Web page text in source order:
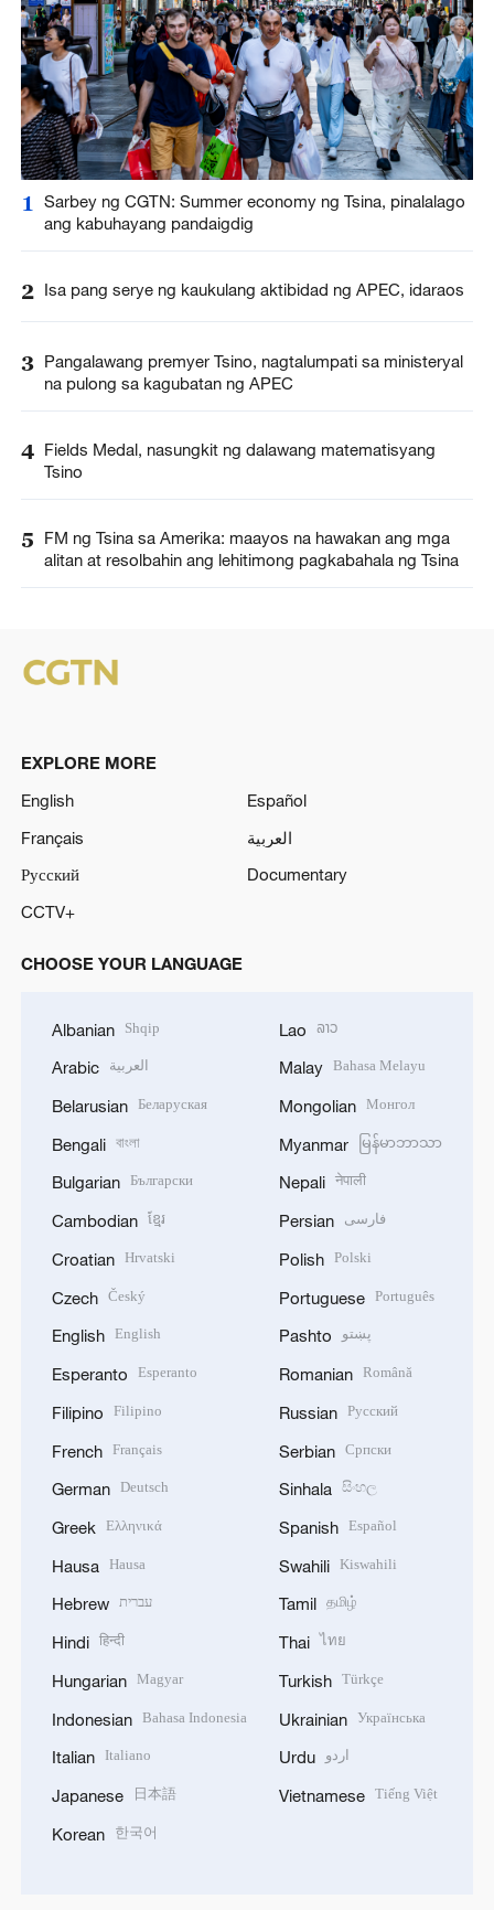
1
Sarbey ng CGTN: Summer economy ng Tsina, pinalalago
ang kabuhayang pandaigdig
2 Isa pang serye ng kaukulang aktibidad ng APEC, idaraos
3 Pangalawang premyer Tsino, nagtalumpati sa ministeryal
na pulong sa kagubatan ng APEC
4 Fields Medal, nasungkit ng dalawang matematisyang
Tsino
5
FM ng Tsina sa Amerika: maayos na hawakan ang mga
alitan at resolbahin ang lehitimong pagkabahala ng Tsina
EXPLORE MORE
English
Español
Français
العربية
Русский
Documentary
CCTV+
CHOOSE YOUR LANGUAGE
Albanian Shqip
Arabic العربية
Belarusian Беларуская
Bengali বাংলা
Bulgarian Български
Cambodian ខ្មែរ
Croatian Hrvatski
Czech Český
English English
Esperanto Esperanto
Filipino Filipino
French Français
German Deutsch
Greek Ελληνικά
Hausa Hausa
Hebrew עברית
Hindi हिन्दी
Hungarian Magyar
Indonesian Bahasa Indonesia
Italian Italiano
Japanese 日本語
Korean 한국어
Lao ລາວ
Malay Bahasa Melayu
Mongolian Монгол
Myanmar မြန်မာဘာသာ
Nepali नेपाली
Persian فارسی
Polish Polski
Portuguese Português
Pashto پښتو
Romanian Română
Russian Русский
Serbian Српски
Sinhala සිංහල
Spanish Español
Swahili Kiswahili
Tamil தமிழ்
Thai ไทย
Turkish Türkçe
Ukrainian Українська
Urdu اردو
Vietnamese Tiếng Việt